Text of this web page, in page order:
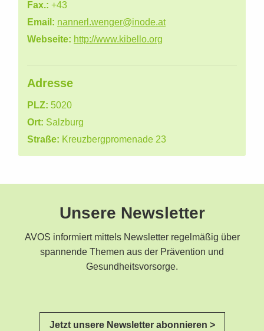
Fax.: +43
Email: nannerl.wenger@inode.at
Webseite: http://www.kibello.org
Adresse
PLZ: 5020
Ort: Salzburg
Straße: Kreuzbergpromenade 23
Unsere Newsletter
AVOS informiert mittels Newsletter regelmäßig über
spannende Themen aus der Prävention und
Gesundheitsvorsorge.
Jetzt unsere Newsletter abonnieren >